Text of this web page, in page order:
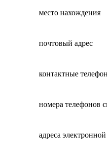
место нахождения
почтовый адрес
контактные
номера телефонов
адреса